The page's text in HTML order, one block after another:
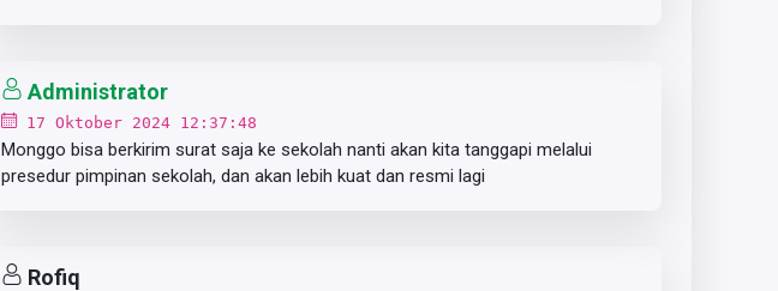
Administrator
17 Oktober 2024 12:37:48
Monggo bisa berkirim surat saja ke sekolah nanti akan kita tanggapi melalui
presedur pimpinan sekolah, dan akan lebih kuat dan resmi lagi
Rofiq